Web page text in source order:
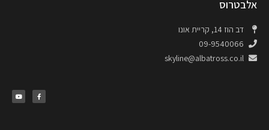
אלבטרוס
דב הוז 14, קריית אונו
09-9540066
skyline@albatross.co.il